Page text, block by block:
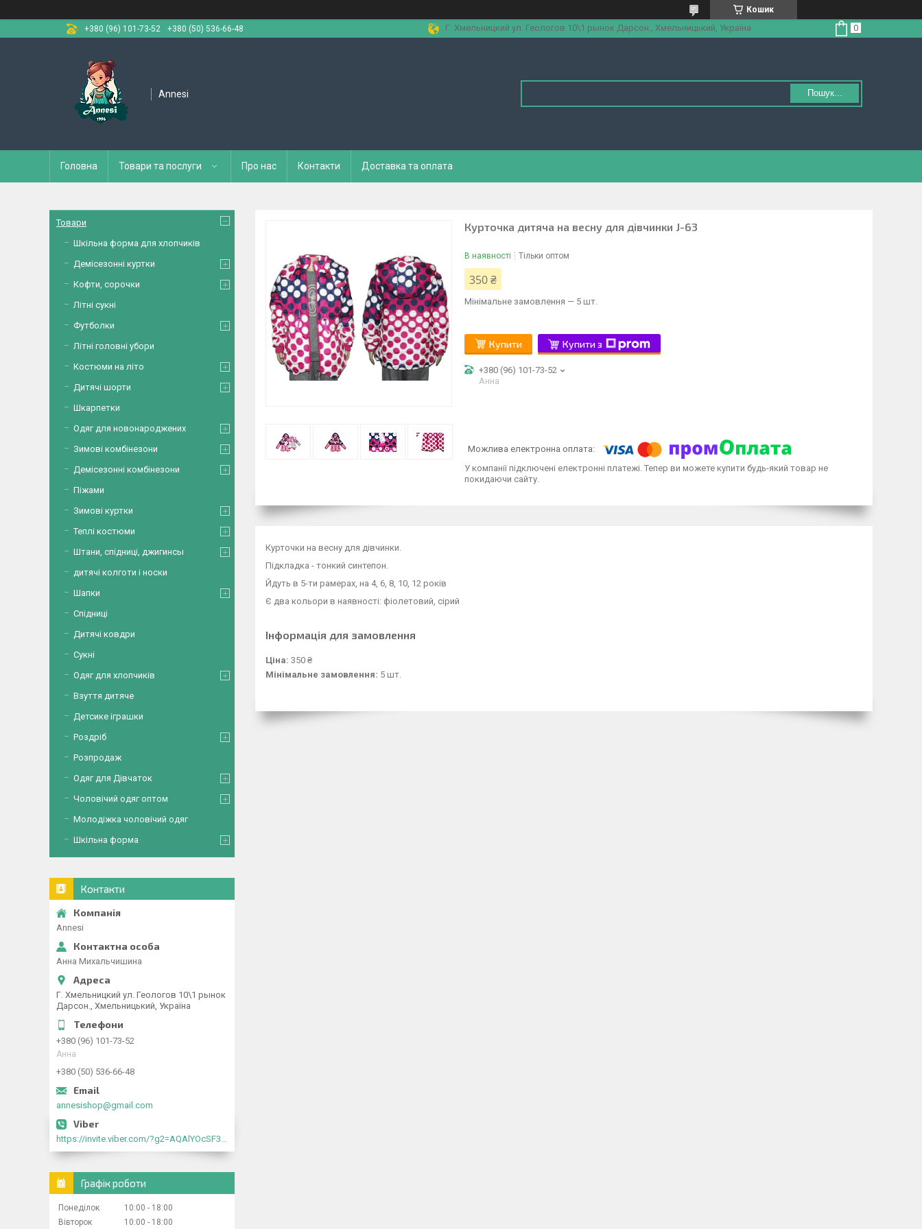
Кошик
+380 (96) 101-73-52
+380 (50) 536-66-48 Г. Хмельницкий ул. Геологов 10\1 рынок Дарсон., Хмельницький, Україна
Annesi Пошук...
Головна Товари та послуги Про нас Контакти Доставка та оплата
Курточка дитяча на весну для дівчинки J-63
В наявності Тільки оптом
350 ₴
Мінімальне замовлення — 5 шт.
Купити Купити з
+380 (96) 101-73-52
Анна
У компанії підключені електронні платежі. Тепер ви можете купити будь-який товар не
покидаючи сайту.
Курточки на весну для дівчинки.
Підкладка - тонкий синтепон.
Йдуть в 5-ти рамерах, на 4, 6, 8, 10, 12 років
Є два кольори в наявності: фіолетовий, сірий
Інформація для замовлення
Ціна: 350 ₴
Мінімальне замовлення: 5 шт.
Товари
Шкільна форма для хлопчиків
Демісезонні куртки
Кофти, сорочки
Літні сукні
Футболки
Літні головні убори
Костюми на літо
Дитячі шорти
Шкарпетки
Одяг для новонароджених
Зимові комбінезони
Демісезонні комбінезони
Піжами
Зимові куртки
Теплі костюми
Штани, спідниці, джигинсы
дитячі колготи і носки
Шапки
Спідниці
Дитячі ковдри
Сукні
Одяг для хлопчиків
Взуття дитяче
Детсике іграшки
Роздріб
Розпродаж
Одяг для Дівчаток
Чоловічий одяг оптом
Молодіжка чоловічий одяг
Шкільна форма
Контакти
Annesi
Анна Михальчишина
Г. Хмельницкий ул. Геологов 10\1 рынок
Дарсон., Хмельницький, Україна
+380 (96) 101-73-52
Анна
+380 (50) 536-66-48
annesishop@gmail.com
https://invite.viber.com/?g2=AQAlYOcSF30rb0kdJdojYDWtk4sNE5eWPg2Om5jJmRlpJwnTwfwnCzMMxer2vioZ"
Графік роботи
Понеділок 10:00
18:00
Вівторок
10:00 18:00